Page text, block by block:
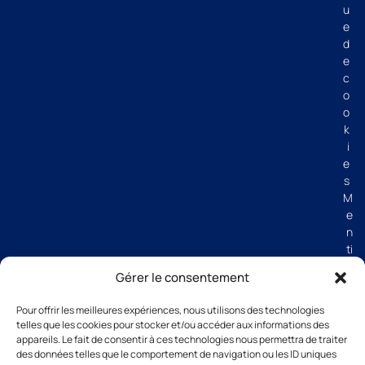
Gérer le consentement
Pour offrir les meilleures expériences, nous utilisons des technologies
telles que les cookies pour stocker et/ou accéder aux informations des
appareils. Le fait de consentir à ces technologies nous permettra de traiter
des données telles que le comportement de navigation ou les ID uniques
u
e
d
e
c
o
o
k
i
e
s
M
e
n
ti
g